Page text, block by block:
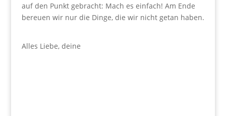
auf den Punkt gebracht: Mach es einfach! Am Ende
bereuen wir nur die Dinge, die wir nicht getan haben.
Alles Liebe, deine